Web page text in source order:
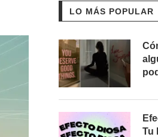
LO MÁS POPULAR
Tu